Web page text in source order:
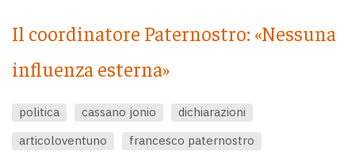
Il coordinatore Paternostro: «Nessuna
influenza esterna»
politica cassano jonio
dichiarazioni
articoloventuno
francesco paternostro